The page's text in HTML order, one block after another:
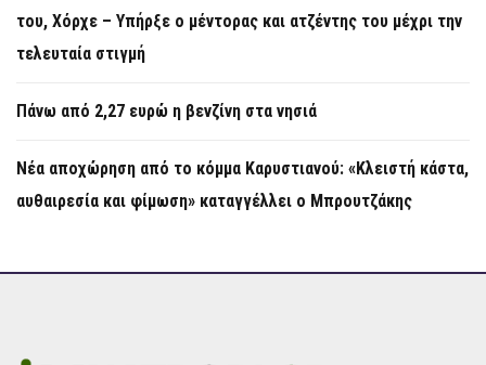
του, Χόρχε – Υπήρξε ο μέντορας και ατζέντης του μέχρι την
τελευταία στιγμή
Πάνω από 2,27 ευρώ η βενζίνη στα νησιά
Νέα αποχώρηση από το κόμμα Καρυστιανού: «Κλειστή κάστα,
αυθαιρεσία και φίμωση» καταγγέλλει ο Μπρουτζάκης